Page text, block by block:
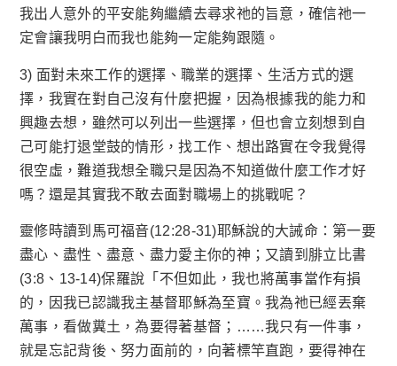
我出人意外的平安能夠繼續去尋求祂的旨意，確信祂一
定會讓我明白而我也能夠一定能夠跟隨。
3) 面對未來工作的選擇、職業的選擇、生活方式的選
擇，我實在對自己沒有什麼把握，因為根據我的能力和
興趣去想，雖然可以列出一些選擇，但也會立刻想到自
己可能打退堂鼓的情形，找工作、想出路實在令我覺得
很空虛，難道我想全職只是因為不知道做什麼工作才好
嗎？還是其實我不敢去面對職場上的挑戰呢？
靈修時讀到馬可福音(12:28-31)耶穌說的大誡命：第一要
盡心、盡性、盡意、盡力愛主你的神；又讀到腓立比書
(3:8、13-14)保羅說「不但如此，我也將萬事當作有損
的，因我已認識我主基督耶穌為至寶。我為祂已經丟棄
萬事，看做糞土，為要得著基督；……我只有一件事，
就是忘記背後、努力面前的，向著標竿直跑，要得神在